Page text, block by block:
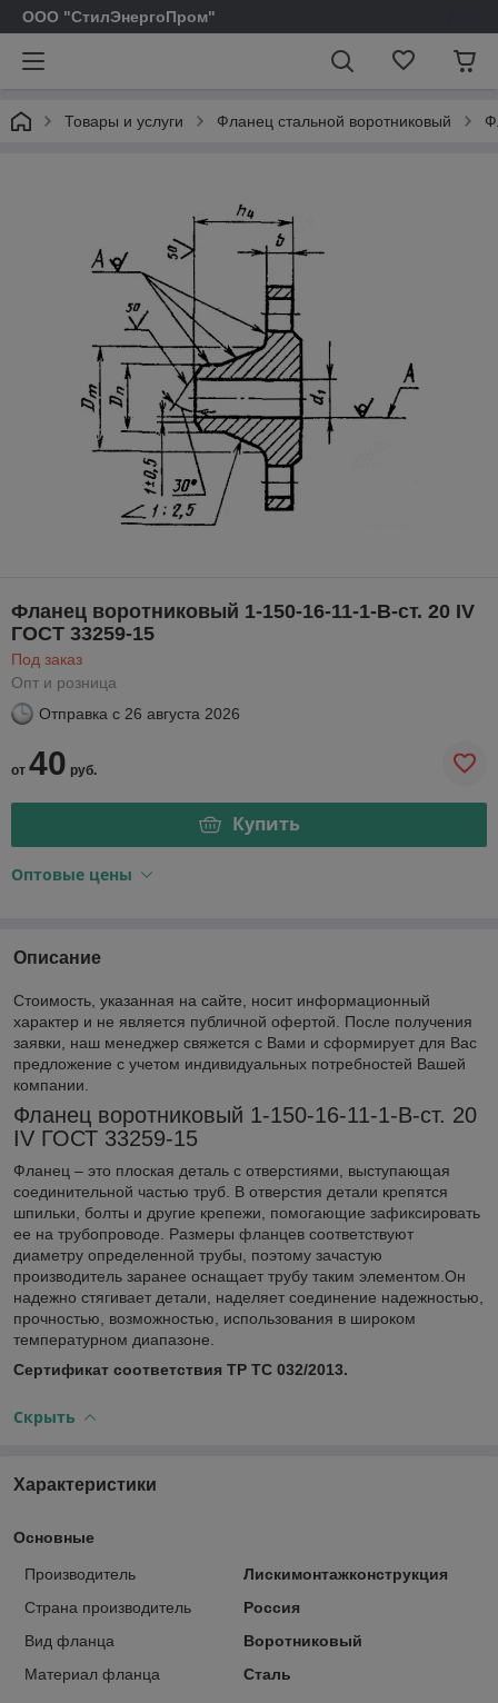
ООО "СтилЭнергоПром"
Товары и услуги Фланец стальной воротниковый
Фланец воротниковый 1-150-16-11-1-В-ст. 20 IV
ГОСТ 33259-15
Под заказ
Опт и розница
Отправка с 26 августа 2026
от 40 руб.
Купить
Оптовые цены
Описание
Стоимость, указанная на сайте, носит информационный
характер и не является публичной офертой. После получения
заявки, наш менеджер свяжется с Вами и сформирует для Вас
предложение с учетом индивидуальных потребностей Вашей
компании.
Фланец воротниковый 1-150-16-11-1-В-ст. 20
IV ГОСТ 33259-15
Фланец – это плоская деталь с отверстиями, выступающая
соединительной частью труб. В отверстия детали крепятся
шпильки, болты и другие крепежи, помогающие зафиксировать
ее на трубопроводе. Размеры фланцев соответствуют
диаметру определенной трубы, поэтому зачастую
производитель заранее оснащает трубу таким элементом.Он
надежно стягивает детали, наделяет соединение надежностью,
прочностью, возможностью, использования в широком
температурном диапазоне.
Сертификат соответствия ТР ТС 032/2013.
Скрыть
Характеристики
Основные
Производитель
Лискимонтажконструкция
Страна производитель
Россия
Вид фланца
Воротниковый
Материал фланца
Сталь